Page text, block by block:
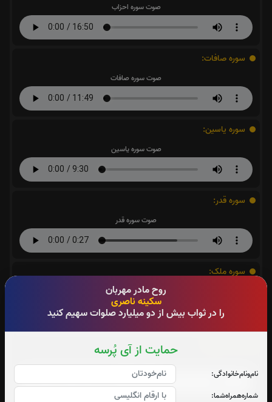
روح مادر مهربان
سکینه ناصری
را در ثواب بیش از دو میلیارد صلوات سهیم کنید
حمایت از آی پُرسه
نام‌و‌نام‌خانوادگی:
شماره‌همراه‌شما:
صوت سوره احزاب
سوره صافات:
صوت سوره صافات
سوره یاسین:
صوت سوره یاسین
سوره قدر:
صوت سوره قدر
سوره ملک:
صوت سوره ملک
صوت آیت الکرسی